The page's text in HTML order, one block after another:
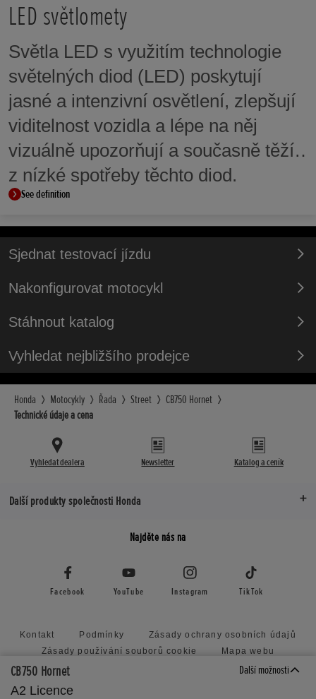
CB750 Hornet
A2 Licence
Další možnosti
LED světlomety
Světla LED s využitím technologie
světelných diod (LED) poskytují
jasné a intenzivní osvětlení, zlepšují
viditelnost vozidla a lépe na něj
vizuálně upozorňují a současně těží
z nízké spotřeby těchto diod.
See definition
Sjednat testovací jízdu
Nakonfigurovat motocykl
Stáhnout katalog
Vyhledat nejbližšího prodejce
Honda Motocykly Řada Street
CB750 Hornet
Technické údaje a cena
Vyhledat dealera Newsletter Katalog a ceník
Další produkty společnosti Honda
Najděte nás na
Facebook YouTube Instagram TikTok
Kontakt Podmínky
Zásady ochrany osobních údajů
Zásady používání souborů cookie
Mapa webu
Zásady předkládání nevyžádaných nápadů